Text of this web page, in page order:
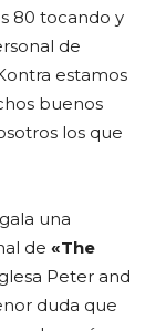
80 tocando y
de
estamos
buenos
los que
una
de «The
Peter and
duda que